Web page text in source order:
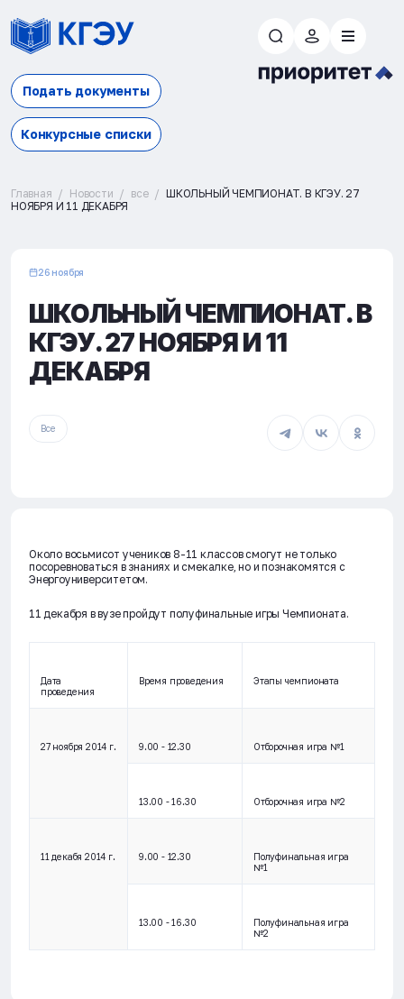
Подать документы
Конкурсные списки
Главная Новости все
ШКОЛЬНЫЙ ЧЕМПИОНАТ. В КГЭУ. 27
НОЯБРЯ И 11 ДЕКАБРЯ
26 ноября
ШКОЛЬНЫЙ ЧЕМПИОНАТ. В
КГЭУ. 27 НОЯБРЯ И 11
ДЕКАБРЯ
Все
Около восьмисот учеников 8-11 классов смогут не только
посоревноваться в знаниях и смекалке, но и познакомятся с
Энергоуниверситетом.
11 декабря в вузе пройдут полуфинальные игры Чемпионата.
Дата
проведения
Время проведения Этапы чемпионата
27 ноября 2014 г. 9.00 - 12.30 Отборочная игра №1
13.00 - 16.30 Отборочная игра №2
11 декабя 2014 г. 9.00 - 12.30
Полуфинальная игра
№1
13.00 - 16.30
Полуфинальная игра
№2